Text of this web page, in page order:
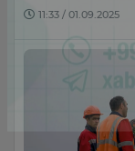
11:33 / 01.09.2025